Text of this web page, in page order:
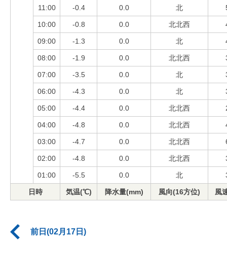
11:00 -0.4 0.0 北
10:00 -0.8 0.0 北北西
09:00 -1.3 0.0 北
08:00 -1.9 0.0 北北西
07:00 -3.5 0.0 北
06:00 -4.3 0.0 北
05:00 -4.4 0.0 北北西
04:00 -4.8 0.0 北北西
03:00 -4.7 0.0 北北西
02:00 -4.8 0.0 北北西
01:00 -5.5 0.0 北
日時 気温(℃) 降水量(mm) 風向(16方位) 風
前日(02月17日)